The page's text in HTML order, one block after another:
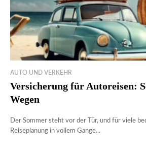
AUTO UND VERKEHR
Versicherung für Autoreisen:
Wegen
Der Sommer steht vor der Tür, und für viele
Reiseplanung in vollem Gange...